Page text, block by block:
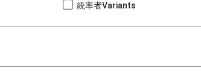
統率者Variants